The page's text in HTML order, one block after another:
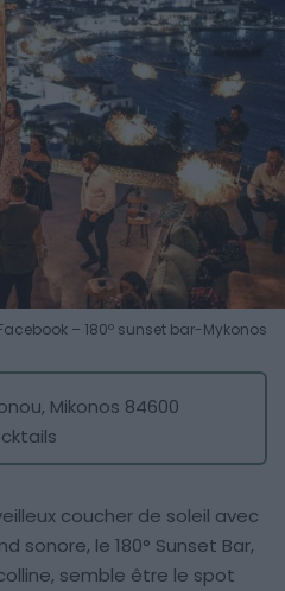
– 180º sunset bar-Mykonos
Mikonos 84600
coucher de soleil avec
sonore, le 180° Sunset Bar,
semble être le spot